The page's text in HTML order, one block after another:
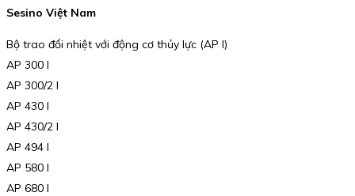
Sesino Việt Nam
Bộ trao đổi nhiệt với động cơ thủy lực (AP I)
AP 300 I
AP 300/2 I
AP 430 I
AP 430/2 I
AP 494 I
AP 580 I
AP 680 I